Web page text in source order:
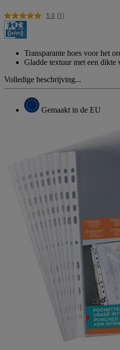
5.0 Lees
paginalink.
(1)
Transparante hoes voor het
Gladde textuur met een dikte
Volledige beschrijving...
Gemaakt in de EU